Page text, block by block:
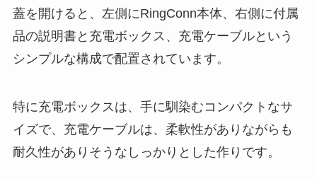
蓋を開けると、左側にRingConn本体、右側に付属
品の説明書と充電ボックス、充電ケーブルという
シンプルな構成で配置されています。
特に充電ボックスは、手に馴染むコンパクトなサ
イズで、充電ケーブルは、柔軟性がありながらも
耐久性がありそうなしっかりとした作りです。